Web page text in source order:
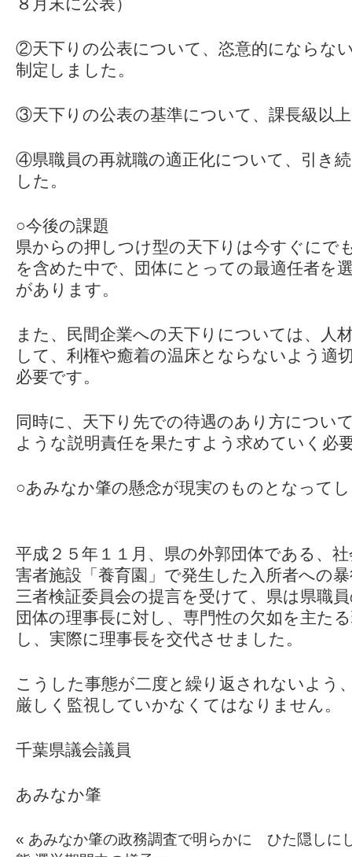
②天下りの公表について、恣意的にならな
制定しました。
③天下りの公表の基準について、課長級以
④県職員の再就職の適正化について、引き
した。
○今後の課題
県からの押しつけ型の天下りは今すぐにで
を含めた中で、団体にとっての最適任者を
があります。
また、民間企業への天下りについては、人
して、利権や癒着の温床とならないよう適
必要です。
同時に、天下り先での待遇のあり方につい
ような説明責任を果たすよう求めていく必
○あみなか肇の懸念が現実のものとなって
平成２５年１１月、県の外郭団体である、
害者施設「養育園」で発生した入所者への
三者検証委員会の提言を受けて、県は県職
団体の理事長に対し、専門性の欠如を主た
し、実際に理事長を交代させました。
こうした事態が二度と繰り返されないよう
厳しく監視していかなくてはなりません。
千葉県議会議員
あみなか肇
« あみなか肇の政務調査で明らかに ひた隠しに